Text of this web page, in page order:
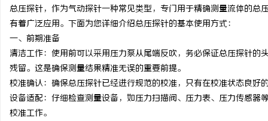
总压探针，作为气动探针一种常见类型，专门用于精确测量流体的
有着广泛应用。下面为您详细介绍总压探针的基本使用方式：
一、前期准备
清洁工作：使用前可以采用压力泵从尾端反吹，务必保证总压探针
残留。这是确保测量结果精准无误的重要前提。
校准确认：确保总压探针已经进行规范的校准，只有在校准状态良好
设备适配：仔细检查测量设备，如压力扫描阀、压力表、压力传感
校准工作。